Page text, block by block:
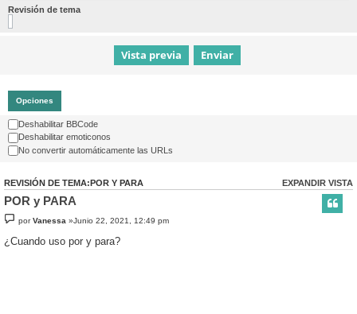
Revisión de tema
Opciones
Deshabilitar BBCode
Deshabilitar emoticonos
No convertir automáticamente las URLs
EXPANDIR VISTA
REVISIÓN DE TEMA:POR Y PARA
POR y PARA
porVanessa »Junio 22, 2021, 12:49 pm
¿Cuando uso por y para?